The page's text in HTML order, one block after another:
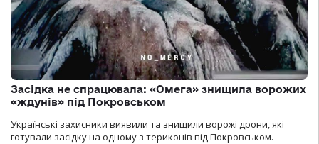
Засідка не спрацювала: «Омега» знищила ворожих
«ждунів» під Покровськом
Українські захисники виявили та знищили ворожі дрони, які
готували засідку на одному з териконів під Покровськом.